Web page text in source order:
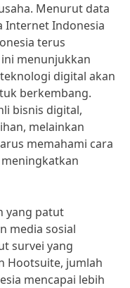
Menurut data
Internet Indonesia
terus
menunjukkan
digital akan
berkembang.
bisnis digital,
melainkan
memahami cara
yang patut
media sosial
survei yang
Hootsuite, jumlah
mencapai lebih